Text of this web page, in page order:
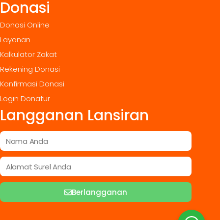
Donasi
Donasi Online
Layanan
Kalkulator Zakat
Rekening Donasi
Konfirmasi Donasi
Login Donatur
Langganan Lansiran
Berlangganan